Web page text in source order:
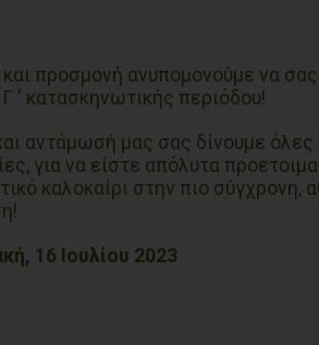
προσμονή ανυπομονούμε να σας
' κατασκηνωτικής περιόδου!
αντάμωσή μας σας δίνουμε όλες
για να είστε απόλυτα
καλοκαίρι στην πιο σύγχρονη,
16 Ιουλίου 2023